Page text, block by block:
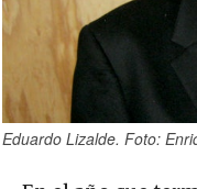
Eduardo Lizalde. Foto: